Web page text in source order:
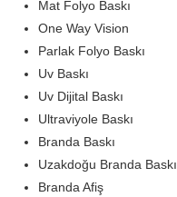
Mat Folyo Baskı
One Way Vision
Parlak Folyo Baskı
Uv Baskı
Uv Dijital Baskı
Ultraviyole Baskı
Branda Baskı
Uzakdoğu Branda Baskı
Branda Afiş